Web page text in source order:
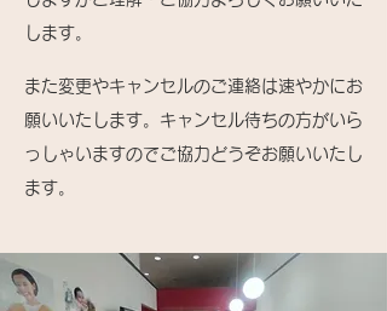
します。
また変更やキャンセルのご連絡は速やかにお
願いいたします。キャンセル待ちの方がいら
っしゃいますのでご協力どうぞお願いいたし
ます。